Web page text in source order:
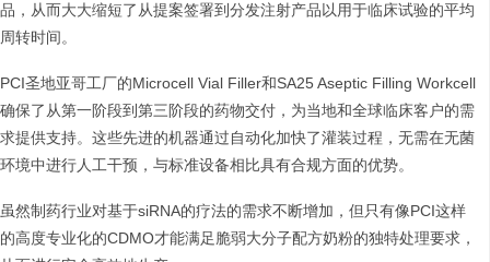
品，从而大大缩短了从提案签署到分发注射产品以用于临床试验的平均
周转时间。
PCI圣地亚哥工厂的Microcell Vial Filler和SA25 Aseptic Filling Workcell
确保了从第一阶段到第三阶段的药物交付，为当地和全球临床客户的需
求提供支持。这些先进的机器通过自动化加快了灌装过程，无需在无菌
环境中进行人工干预，与标准设备相比具有合规方面的优势。
虽然制药行业对基于siRNA的疗法的需求不断增加，但只有像PCI这样
的高度专业化的CDMO才能满足脆弱大分子配方奶粉的独特处理要求，